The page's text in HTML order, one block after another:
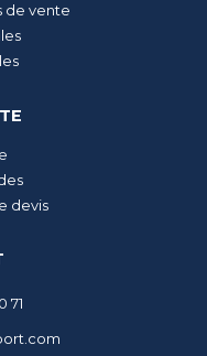
de vente
devis
71